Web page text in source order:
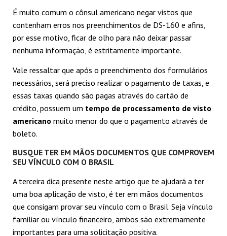
É muito comum o cônsul americano negar vistos que
contenham erros nos preenchimentos de DS-160 e afins,
por esse motivo, ficar de olho para não deixar passar
nenhuma informação, é estritamente importante.
Vale ressaltar que após o preenchimento dos formulários
necessários, será preciso realizar o pagamento de taxas, e
essas taxas quando são pagas através do cartão de
crédito, possuem um tempo de processamento de visto
americano muito menor do que o pagamento através de
boleto.
BUSQUE TER EM MÃOS DOCUMENTOS QUE COMPROVEM
SEU VÍNCULO COM O BRASIL
A terceira dica presente neste artigo que te ajudará a ter
uma boa aplicação de visto, é ter em mãos documentos
que consigam provar seu vínculo com o Brasil. Seja vínculo
familiar ou vínculo financeiro, ambos são extremamente
importantes para uma solicitação positiva.